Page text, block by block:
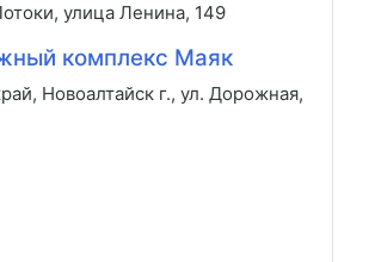
улица Ленина, 149
комплекс Маяк
Новоалтайск г., ул. Дорожная,